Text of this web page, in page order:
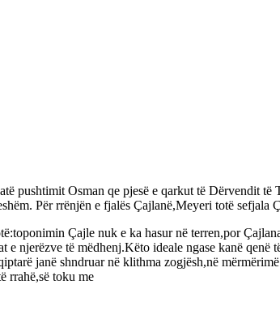
pushtimit Osman qe pjesë e qarkut të Dërvendit
Për rrënjën e fjalës Çajlanë,Meyeri totë sefjala
Çajle nuk e ka hasur në terren,por
e njerëzve të mëdhenj.Këto ideale ngase kanë
janë shndruar në klithma zogjësh,në
rrahë,së toku me